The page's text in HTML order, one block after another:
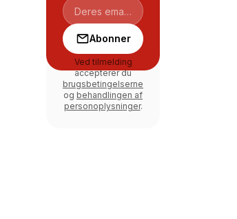
Abonner
Ved tilmelding
accepterer du
brugsbetingelserne
og behandlingen af
personoplysninger.